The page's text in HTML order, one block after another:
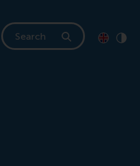
Search